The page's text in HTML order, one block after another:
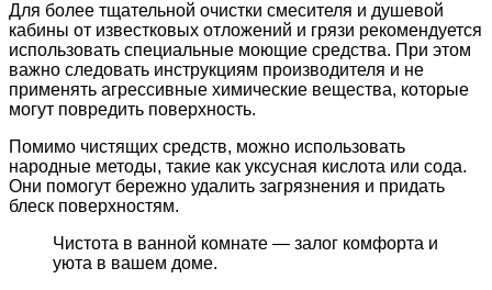
Для более тщательной очистки смесителя и душевой
кабины от известковых отложений и грязи рекомендуется
использовать специальные моющие средства. При этом
важно следовать инструкциям производителя и не
применять агрессивные химические вещества, которые
могут повредить поверхность.
Помимо чистящих средств, можно использовать
народные методы, такие как уксусная кислота или сода.
Они помогут бережно удалить загрязнения и придать
блеск поверхностям.
Чистота в ванной комнате — залог комфорта и
уюта в вашем доме.